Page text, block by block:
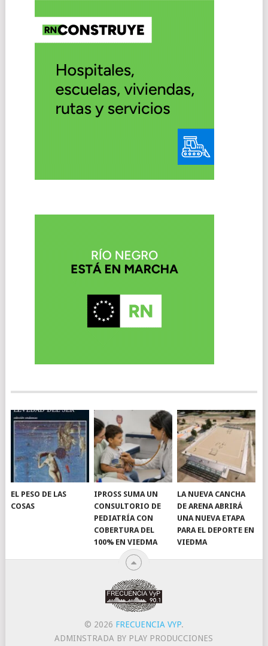
EL PESO DE LAS
COSAS
IPROSS SUMA UN
CONSULTORIO DE
PEDIATRÍA CON
COBERTURA DEL
100% EN VIEDMA
LA NUEVA CANCHA
DE ARENA ABRIRÁ
UNA NUEVA ETAPA
PARA EL DEPORTE EN
VIEDMA
© 2026 FRECUENCIA VYP.
ADMINSTRADA BY PLAY PRODUCCIONES